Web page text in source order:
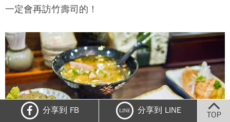
一定會再訪竹壽司的！
分享到 FB LINE 分享到 LINE TOP